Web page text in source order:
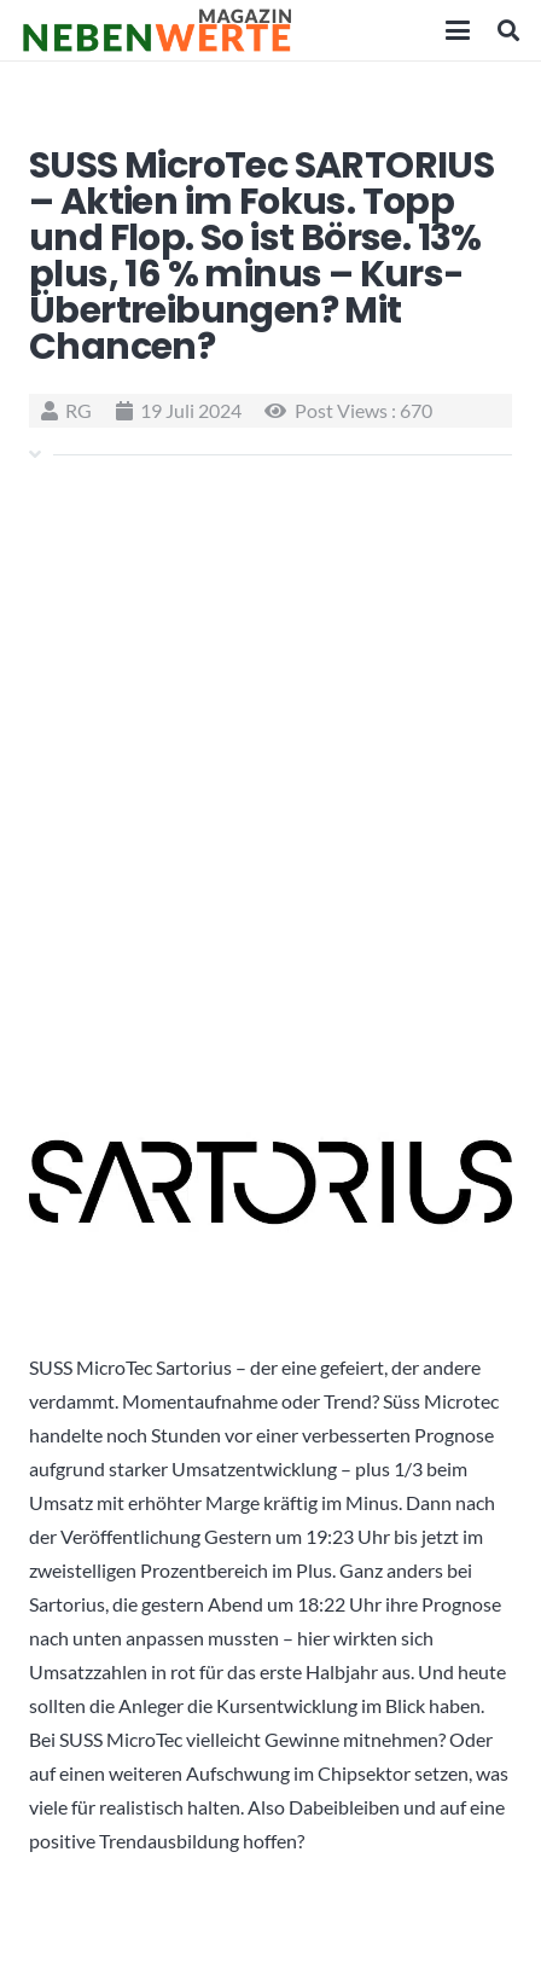
SUSS MicroTec SARTORIUS
– Aktien im Fokus. Topp
und Flop. So ist Börse. 13%
plus, 16 % minus – Kurs-
Übertreibungen? Mit
Chancen?
RG 19 Juli 2024 Post Views : 670
SUSS MicroTec Sartorius – der eine gefeiert, der andere
verdammt. Momentaufnahme oder Trend? Süss Microtec
handelte noch Stunden vor einer verbesserten Prognose
aufgrund starker Umsatzentwicklung – plus 1/3 beim
Umsatz mit erhöhter Marge kräftig im Minus. Dann nach
der Veröffentlichung Gestern um 19:23 Uhr bis jetzt im
zweistelligen Prozentbereich im Plus. Ganz anders bei
Sartorius, die gestern Abend um 18:22 Uhr ihre Prognose
nach unten anpassen mussten – hier wirkten sich
Umsatzzahlen in rot für das erste Halbjahr aus. Und heute
sollten die Anleger die Kursentwicklung im Blick haben.
Bei SUSS MicroTec vielleicht Gewinne mitnehmen? Oder
auf einen weiteren Aufschwung im Chipsektor setzen, was
viele für realistisch halten. Also Dabeibleiben und auf eine
positive Trendausbildung hoffen?